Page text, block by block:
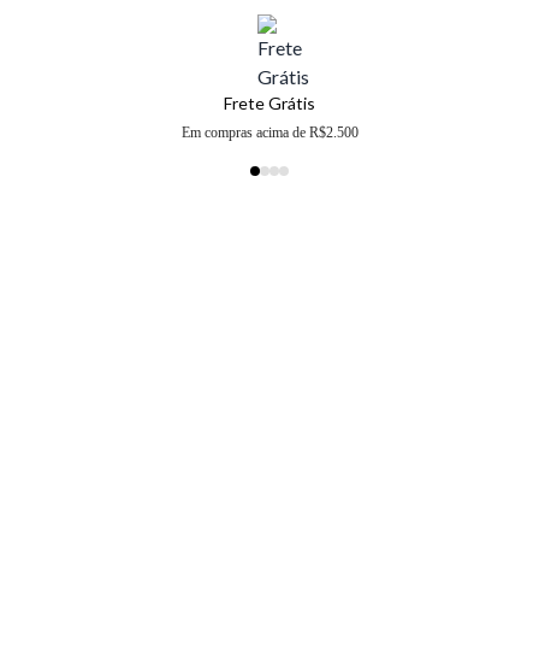
Frete Grátis
Em compras acima de R$2.500